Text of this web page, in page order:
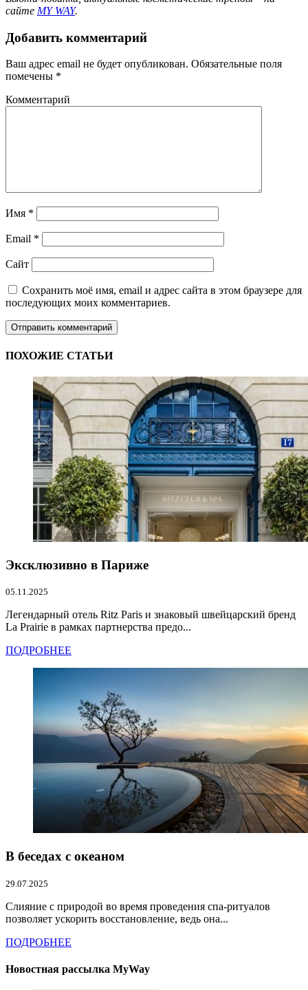
сайте MY WAY.
Добавить комментарий
Ваш адрес email не будет опубликован. Обязательные поля
помечены *
Комментарий
Имя *
Email *
Сайт
Сохранить моё имя, email и адрес сайта в этом браузере для
последующих моих комментариев.
ПОХОЖИЕ СТАТЬИ
Эксклюзивно в Париже
05.11.2025
Легендарный отель Ritz Paris и знаковый швейцарский бренд
La Prairie в рамках партнерства предо...
ПОДРОБНЕЕ
В беседах с океаном
29.07.2025
Слияние с природой во время проведения спа-ритуалов
позволяет ускорить восстановление, ведь она...
ПОДРОБНЕЕ
Новостная рассылка MyWay